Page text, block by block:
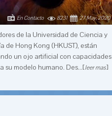
27 May, 2020
8231
En Contacto
de la Universidad de Ciencia y
de Hong Kong (HKUST), están
un ojo artificial con capacidades
su modelo humano. Des...[leer mas]